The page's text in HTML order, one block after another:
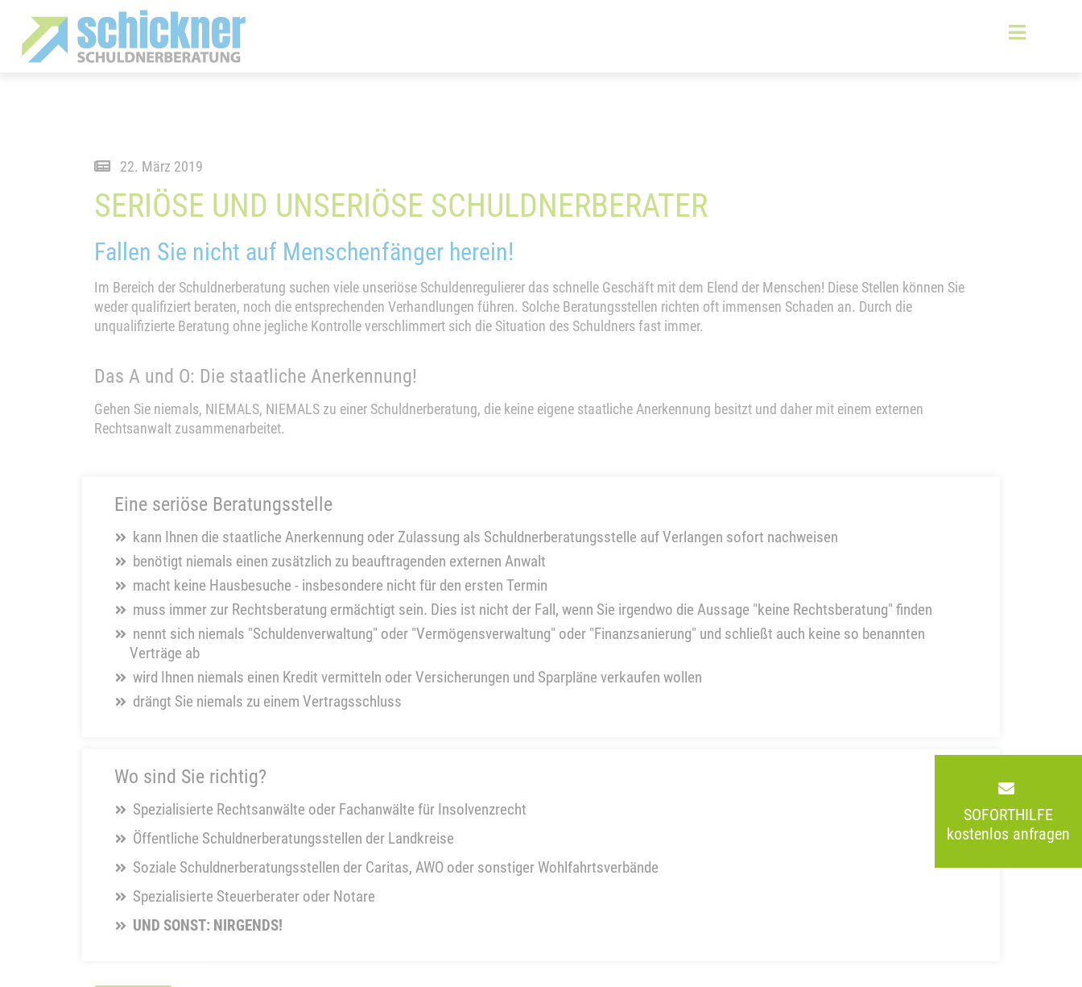
SOFORTHILFE
kostenlos anfragen
22. März 2019
SERIÖSE UND UNSERIÖSE SCHULDNERBERATER
Fallen Sie nicht auf Menschenfänger herein!
Im Bereich der Schuldnerberatung suchen viele unseriöse Schuldenregulierer das schnelle Geschäft mit dem Elend der Menschen! Diese Stellen können Sie
weder qualifiziert beraten, noch die entsprechenden Verhandlungen führen. Solche Beratungsstellen richten oft immensen Schaden an. Durch die
unqualifizierte Beratung ohne jegliche Kontrolle verschlimmert sich die Situation des Schuldners fast immer.
Das A und O: Die staatliche Anerkennung!
Gehen Sie niemals, NIEMALS, NIEMALS zu einer Schuldnerberatung, die keine eigene staatliche Anerkennung besitzt und daher mit einem externen
Rechtsanwalt zusammenarbeitet.
Eine seriöse Beratungsstelle
kann Ihnen die staatliche Anerkennung oder Zulassung als Schuldnerberatungsstelle auf Verlangen sofort nachweisen
benötigt niemals einen zusätzlich zu beauftragenden externen Anwalt
macht keine Hausbesuche - insbesondere nicht für den ersten Termin
muss immer zur Rechtsberatung ermächtigt sein. Dies ist nicht der Fall, wenn Sie irgendwo die Aussage "keine Rechtsberatung" finden
nennt sich niemals "Schuldenverwaltung" oder "Vermögensverwaltung" oder "Finanzsanierung" und schließt auch keine so benannten
Verträge ab
wird Ihnen niemals einen Kredit vermitteln oder Versicherungen und Sparpläne verkaufen wollen
drängt Sie niemals zu einem Vertragsschluss
Wo sind Sie richtig?
Spezialisierte Rechtsanwälte oder Fachanwälte für Insolvenzrecht
Öffentliche Schuldnerberatungsstellen der Landkreise
Soziale Schuldnerberatungsstellen der Caritas, AWO oder sonstiger Wohlfahrtsverbände
Spezialisierte Steuerberater oder Notare
UND SONST: NIRGENDS!